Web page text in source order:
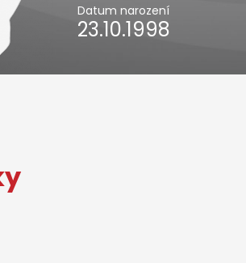
Datum narození
23.10.1998